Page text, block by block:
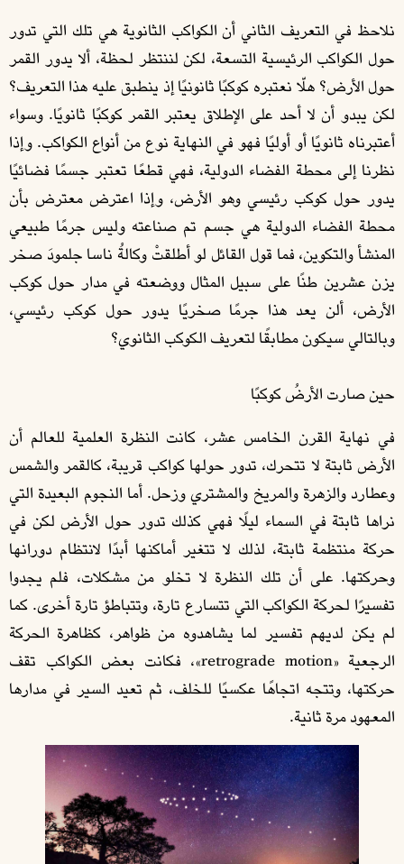
نلاحظ في التعريف الثاني أن الكواكب الثانوية هي تلك التي تدور
حول الكواكب الرئيسية التسعة، لكن لننتظر لحظة، ألا يدور القمر
حول الأرض؟ هلّا نعتبره كوكبًا ثانونيًا إذ ينطبق عليه هذا التعريف؟
لكن يبدو أن لا أحد على الإطلاق يعتبر القمر كوكبًا ثانويًا. وسواء
أعتبرناه ثانويًا أو أوليًا فهو في النهاية نوع من أنواع الكواكب. وإذا
نظرنا إلى محطة الفضاء الدولية، فهي قطعًا تعتبر جسمًا فضائيًا
يدور حول كوكب رئيسي وهو الأرض، وإذا اعترض معترض بأن
محطة الفضاء الدولية هي جسم تم صناعته وليس جرمًا طبيعي
المنشأ والتكوين، فما قول القائل لو أطلقتْ وكالةُ ناسا جلمودَ صخر
يزن عشرين طنًا على سبيل المثال ووضعته في مدار حول كوكب
الأرض، ألن يعد هذا جرمًا صخريًا يدور حول كوكب رئيسي،
وبالتالي سيكون مطابقًا لتعريف الكوكب الثانوي؟
حين صارت الأرضُ كوكبًا
في نهاية القرن الخامس عشر، كانت النظرة العلمية للعالم أن
الأرض ثابتة لا تتحرك، تدور حولها كواكب قريبة، كالقمر والشمس
وعطارد والزهرة والمريخ والمشتري وزحل. أما النجوم البعيدة التي
نراها ثابتة في السماء ليلًا فهي كذلك تدور حول الأرض لكن في
حركة منتظمة ثابتة، لذلك لا تتغير أماكنها أبدًا لانتظام دورانها
وحركتها. على أن تلك النظرة لا تخلو من مشكلات، فلم يجدوا
تفسيرًا لحركة الكواكب التي تتسارع تارة، وتتباطؤ تارة أخرى. كما
لم يكن لديهم تفسير لما يشاهدوه من ظواهر، كظاهرة الحركة
الرجعية «retrograde motion»، فكانت بعض الكواكب تقف
حركتها، وتتجه اتجاهًا عكسيًا للخلف، ثم تعيد السير في مدارها
المعهود مرة ثانية.